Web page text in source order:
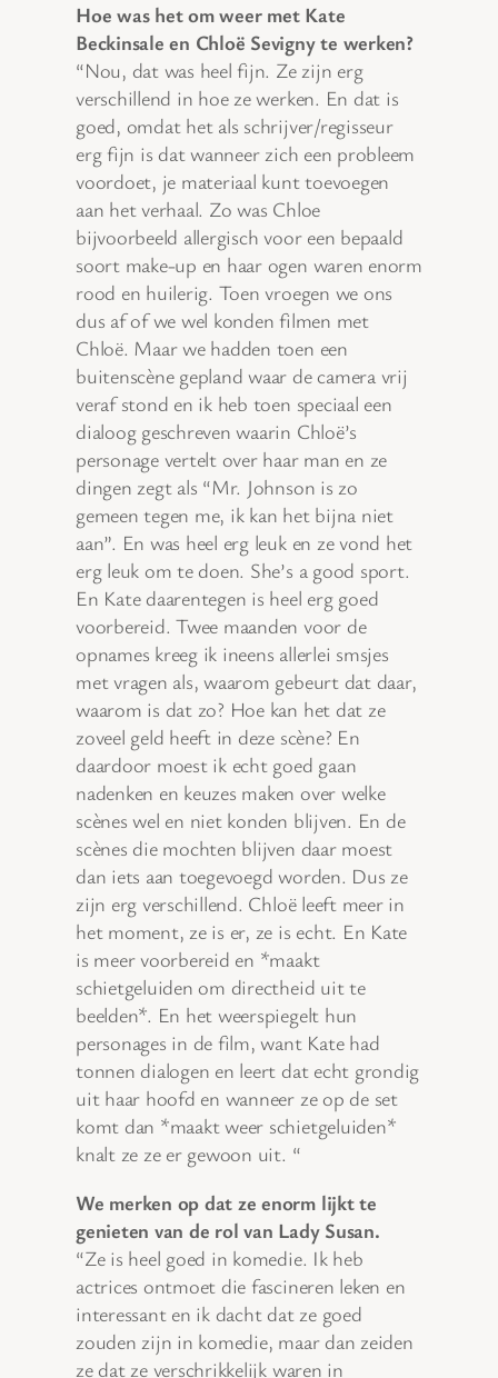
Hoe was het om weer met Kate
Beckinsale en Chloë Sevigny te werken?
“Nou, dat was heel fijn. Ze zijn erg
verschillend in hoe ze werken. En dat is
goed, omdat het als schrijver/regisseur
erg fijn is dat wanneer zich een probleem
voordoet, je materiaal kunt toevoegen
aan het verhaal. Zo was Chloe
bijvoorbeeld allergisch voor een bepaald
soort make-up en haar ogen waren enorm
rood en huilerig. Toen vroegen we ons
dus af of we wel konden filmen met
Chloë. Maar we hadden toen een
buitenscène gepland waar de camera vrij
veraf stond en ik heb toen speciaal een
dialoog geschreven waarin Chloë’s
personage vertelt over haar man en ze
dingen zegt als “Mr. Johnson is zo
gemeen tegen me, ik kan het bijna niet
aan”. En was heel erg leuk en ze vond het
erg leuk om te doen. She’s a good sport.
En Kate daarentegen is heel erg goed
voorbereid. Twee maanden voor de
opnames kreeg ik ineens allerlei smsjes
met vragen als, waarom gebeurt dat daar,
waarom is dat zo? Hoe kan het dat ze
zoveel geld heeft in deze scène? En
daardoor moest ik echt goed gaan
nadenken en keuzes maken over welke
scènes wel en niet konden blijven. En de
scènes die mochten blijven daar moest
dan iets aan toegevoegd worden. Dus ze
zijn erg verschillend. Chloë leeft meer in
het moment, ze is er, ze is echt. En Kate
is meer voorbereid en *maakt
schietgeluiden om directheid uit te
beelden*. En het weerspiegelt hun
personages in de film, want Kate had
tonnen dialogen en leert dat echt grondig
uit haar hoofd en wanneer ze op de set
komt dan *maakt weer schietgeluiden*
knalt ze ze er gewoon uit. “
We merken op dat ze enorm lijkt te
genieten van de rol van Lady Susan.
“Ze is heel goed in komedie. Ik heb
actrices ontmoet die fascineren leken en
interessant en ik dacht dat ze goed
zouden zijn in komedie, maar dan zeiden
ze dat ze verschrikkelijk waren in